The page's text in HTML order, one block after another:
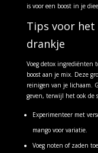
is voor een boost in je
Tips voor het
drankje
Voeg detox ingrediënten
boost aan je mix. Deze
reinigen van je lichaam.
geven, terwijl het ook de
Experimenteer met
mango voor variatie.
Voeg noten of zaden